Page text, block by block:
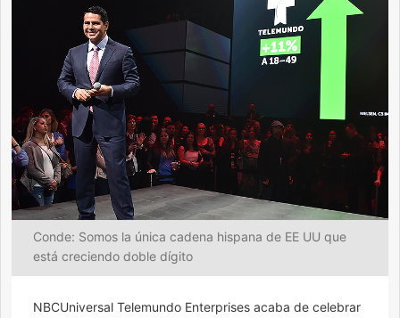
Conde: Somos la única cadena hispana de EE UU que
está creciendo doble dígito
NBCUniversal Telemundo Enterprises acaba de celebrar